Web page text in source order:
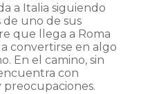
a Italia siguiendo
de uno de sus
que llega a Roma
convertirse en algo
En el camino, sin
con